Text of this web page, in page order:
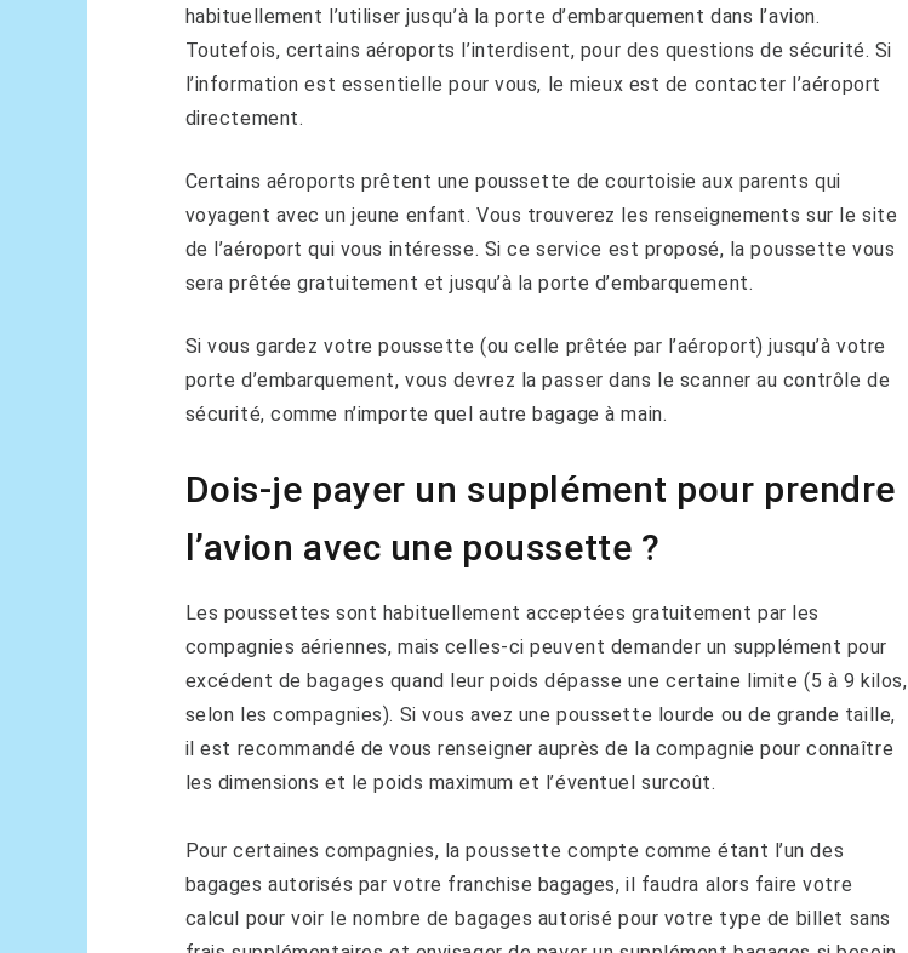
habituellement l’utiliser jusqu’à la porte d’embarquement dans l’avion.
Toutefois, certains aéroports l’interdisent, pour des questions de sécurité. Si
l’information est essentielle pour vous, le mieux est de contacter l’aéroport
directement.
Certains aéroports prêtent une poussette de courtoisie aux parents qui
voyagent avec un jeune enfant. Vous trouverez les renseignements sur le site
de l’aéroport qui vous intéresse. Si ce service est proposé, la poussette vous
sera prêtée gratuitement et jusqu’à la porte d’embarquement.
Si vous gardez votre poussette (ou celle prêtée par l’aéroport) jusqu’à votre
porte d’embarquement, vous devrez la passer dans le scanner au contrôle de
sécurité, comme n’importe quel autre bagage à main.
Dois-je payer un supplément pour prendre
l’avion avec une poussette ?
Les poussettes sont habituellement acceptées gratuitement par les
compagnies aériennes, mais celles-ci peuvent demander un supplément pour
excédent de bagages quand leur poids dépasse une certaine limite (5 à 9 kilos,
selon les compagnies). Si vous avez une poussette lourde ou de grande taille,
il est recommandé de vous renseigner auprès de la compagnie pour connaître
les dimensions et le poids maximum et l’éventuel surcoût.
Pour certaines compagnies, la poussette compte comme étant l’un des
bagages autorisés par votre franchise bagages, il faudra alors faire votre
calcul pour voir le nombre de bagages autorisé pour votre type de billet sans